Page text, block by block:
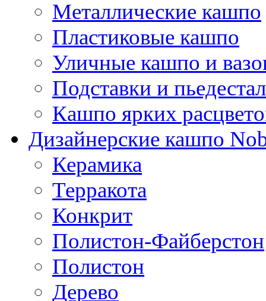
Металлические кашпо
Пластиковые кашпо
Уличные кашпо и
Подставки и
Кашпо ярких
Дизайнерские кашпо
Керамика
Терракота
Конкрит
Полистон-Файберстон
Полистон
Дерево